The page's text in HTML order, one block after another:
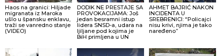
Haos na granici: Hiljade
migranata iz Maroka
ušlo u špansku enklavu,
traži se vanredno stanje
(VIDEO)
DODIK NE PRESTAJE SA
PROVOKACIJAMA: Još
jedan besramni istup
lidera SNSD-a, udara na
ljiljane pod kojima je
BiH primljena u UN
AHMET BAJRIĆ NAKON
INCIDENTA U
SREBRENICI: “Policajci
nisu krivi, njima je tako
naređeno”